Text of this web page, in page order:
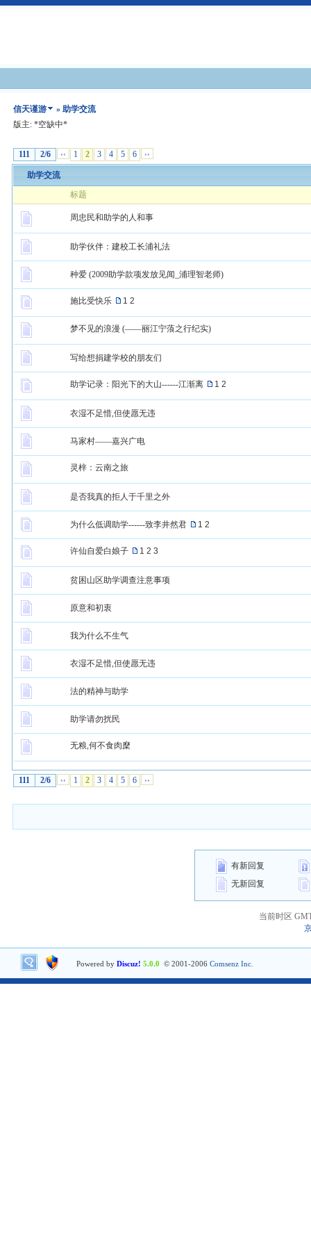
信天谨游
» 助学交流
版主: *空缺中*
111 2/6 ‹‹ 1 2 3 4 5 6 ››
助学交流
标题
周忠民和助学的人和事
助学伙伴：建校工长浦礼法
种爱 (2009助学款项发放见闻_浦理智老师)
施比受快乐 1 2
梦不见的浪漫 (——丽江宁蒗之行纪实)
写给想捐建学校的朋友们
助学记录：阳光下的大山------江渐离 1 2
衣湿不足惜,但使愿无违
马家村——嘉兴广电
灵梓：云南之旅
是否我真的拒人于千里之外
为什么低调助学------致李井然君 1 2
许仙自爱白娘子 1 2 3
贫困山区助学调查注意事项
原意和初衷
我为什么不生气
衣湿不足惜,但使愿无违
法的精神与助学
助学请勿扰民
无粮,何不食肉穈
111 2/6 ‹‹ 1 2 3 4 5 6 ››
有新回复
无新回复
当前时区
Powered by Discuz! 5.0.0 © 2001-2006 Comsenz Inc.